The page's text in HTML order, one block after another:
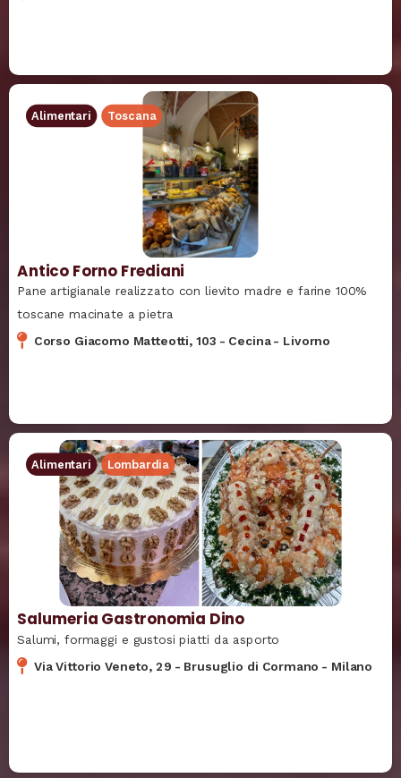
Alimentari Toscana
Antico Forno Frediani
Pane artigianale realizzato con lievito madre e farine 100%
toscane macinate a pietra
Corso Giacomo Matteotti, 103 - Cecina - Livorno
Alimentari Lombardia
Salumeria Gastronomia Dino
Salumi, formaggi e gustosi piatti da asporto
Via Vittorio Veneto, 29 - Brusuglio di Cormano - Milano